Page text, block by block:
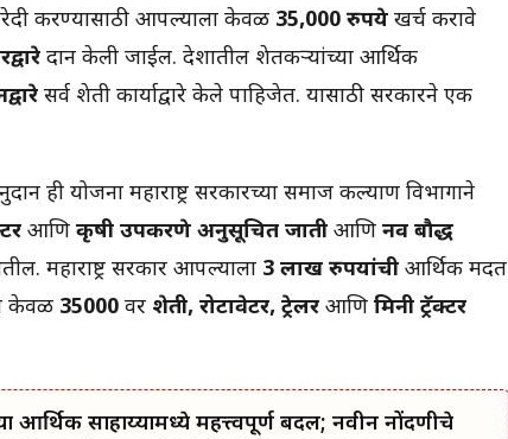
करण्यासाठी आपल्याला केवळ 35,000 रुपये खर्च करावे
प्रदान केली जाईल. देशातील शेतकर्‍यांच्या आर्थिक
सर्व शेती कार्याद्वारे केले पाहिजेत. यासाठी सरकारने एक
ही योजना महाराष्ट्र सरकारच्या समाज कल्याण विभागाने
आणि कृषी उपकरणे अनुसूचित जाती आणि नव बौद्ध
महाराष्ट्र सरकार आपल्याला 3 लाख रुपयांची आर्थिक मदत
केवळ 35000 वर शेती, रोटावेटर, ट्रेलर आणि मिनी ट्रॅक्टर
आर्थिक साहाय्यामध्ये महत्त्वपूर्ण बदल; नवीन नोंदणीचे